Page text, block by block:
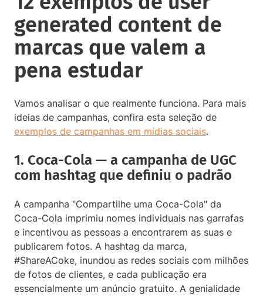
generated content de
marcas que valem a
pena estudar
Vamos analisar o que realmente funciona. Para mais
ideias de campanhas, confira esta seleção de
exemplos de campanhas em mídias sociais.
1. Coca-Cola — a campanha de UGC
com hashtag que definiu o padrão
A campanha "Compartilhe uma Coca-Cola" da
Coca-Cola imprimiu nomes individuais nas garrafas
e incentivou as pessoas a encontrarem as suas e
publicarem fotos. A hashtag da marca,
#ShareACoke, inundou as redes sociais com milhões
de fotos de clientes, e cada publicação era
essencialmente um anúncio gratuito. A genialidade